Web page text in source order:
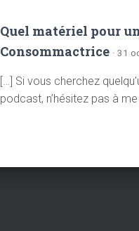
Quel matériel pour
Consommactrice · 31
[…] Si vous cherchez
podcast, n’hésitez pas à